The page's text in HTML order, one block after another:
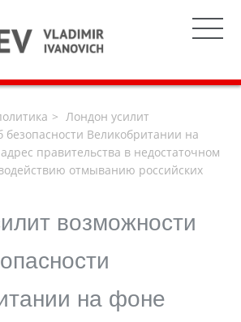
Лондон усилит
безопасности Великобритании на
правительства в недостаточном
отмыванию российских
возможности
на фоне